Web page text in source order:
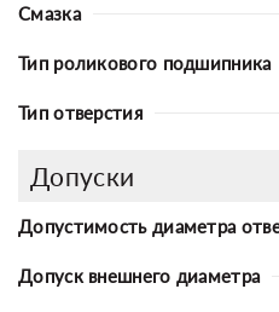
Смазка
Тип роликового подшипника
Тип отверстия
Допуски
Допустимость диаметра
Допуск внешнего диаметра